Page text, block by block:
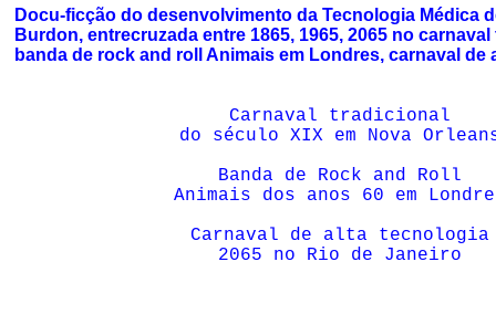
Carnaval tradicional
do século XIX em Nova
Banda de Rock and Roll
Animais dos anos 60 em
Carnaval de alta tecnologia
2065 no Rio de Janeiro
Docu-ficção do desenvolvimento da Tecnologia Médica
Burdon, entrecruzada entre 1865, 1965, 2065 no
banda de rock and roll Animais em Londres, carnaval